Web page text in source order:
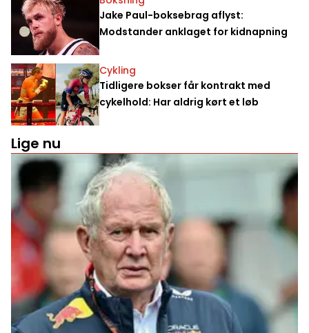
Jake Paul-boksebrag aflyst:
Modstander anklaget for kidnapning
Cykling
Tidligere bokser får kontrakt med
cykelhold: Har aldrig kørt et løb
Lige nu